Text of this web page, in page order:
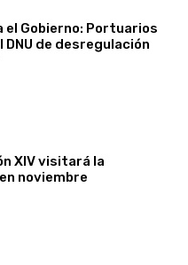
el Gobierno: Portuarios
de desregulación
XIV visitará la
noviembre